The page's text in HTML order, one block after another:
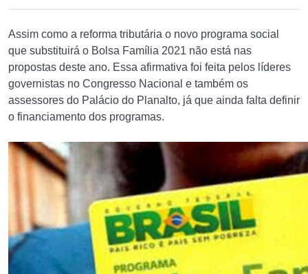
Assim como a reforma tributária o novo programa social
que substituirá o Bolsa Família 2021 não está nas
propostas deste ano. Essa afirmativa foi feita pelos líderes
governistas no Congresso Nacional e também os
assessores do Palácio do Planalto, já que ainda falta definir
o financiamento dos programas.